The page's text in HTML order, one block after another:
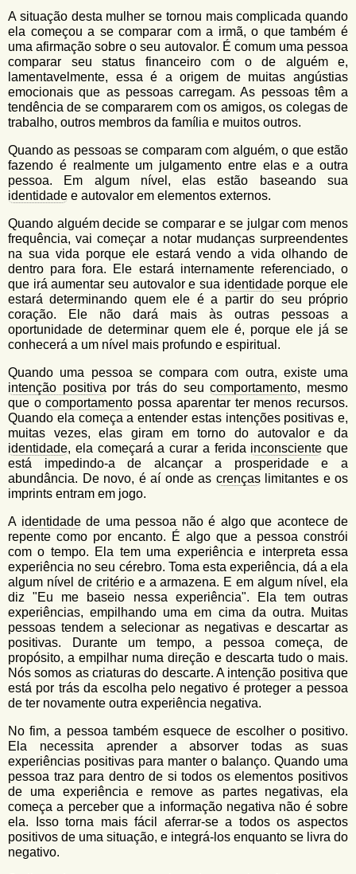
A situação desta mulher se tornou mais complicada quando
ela começou a se comparar com a irmã, o que também é
uma afirmação sobre o seu autovalor. É comum uma pessoa
comparar seu status financeiro com o de alguém e,
lamentavelmente, essa é a origem de muitas angústias
emocionais que as pessoas carregam. As pessoas têm a
tendência de se compararem com os amigos, os colegas de
trabalho, outros membros da família e muitos outros.
Quando as pessoas se comparam com alguém, o que estão
fazendo é realmente um julgamento entre elas e a outra
pessoa. Em algum nível, elas estão baseando sua
identidade e autovalor em elementos externos.
Quando alguém decide se comparar e se julgar com menos
frequência, vai começar a notar mudanças surpreendentes
na sua vida porque ele estará vendo a vida olhando de
dentro para fora. Ele estará internamente referenciado, o
que irá aumentar seu autovalor e sua identidadeporque ele
estará determinando quem ele é a partir do seu próprio
coração. Ele não dará mais às outras pessoas a
oportunidade de determinar quem ele é, porque ele já se
conhecerá a um nível mais profundo e espiritual.
Quando uma pessoa se compara com outra, existe uma
intenção positivapor trás do seucomportamento, mesmo
que ocomportamento possa aparentar ter menos recursos.
Quando ela começa a entender estas intenções positivas e,
muitas vezes, elas giram em torno do autovalor e da
identidade, ela começará a curar a ferida inconsciente que
está impedindo-a de alcançar a prosperidade e a
abundância. De novo, é aí onde as crençaslimitantes e os
imprints entram em jogo.
A identidadede uma pessoa não é algo que acontece de
repente como por encanto. É algo que a pessoa constrói
com o tempo. Ela tem uma experiência e interpreta essa
experiência no seu cérebro. Toma esta experiência, dá a ela
algum nível de critérioe a armazena. E em algum nível, ela
diz "Eu me baseio nessa experiência". Ela tem outras
experiências, empilhando uma em cima da outra. Muitas
pessoas tendem a selecionar as negativas e descartar as
positivas. Durante um tempo, a pessoa começa, de
propósito, a empilhar numa direção e descarta tudo o mais.
Nós somos as criaturas do descarte. A intenção positiva que
está por trás da escolha pelo negativo é proteger a pessoa
de ter novamente outra experiência negativa.
No fim, a pessoa também esquece de escolher o positivo.
Ela necessita aprender a absorver todas as suas
experiências positivas para manter o balanço. Quando uma
pessoa traz para dentro de si todos os elementos positivos
de uma experiência e remove as partes negativas, ela
começa a perceber que a informação negativa não é sobre
ela. Isso torna mais fácil aferrar-se a todos os aspectos
positivos de uma situação, e integrá-los enquanto se livra do
negativo.